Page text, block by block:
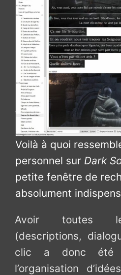
Voilà à quoi
personnel sur Dark
petite fenêtre de
absolument
Avoir toutes
(descriptions,
clic a donc été
l’organisation